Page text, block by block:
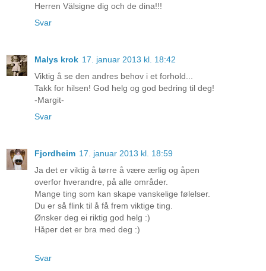
Herren Välsigne dig och de dina!!!
Svar
Malys krok 17. januar 2013 kl. 18:42
Viktig å se den andres behov i et forhold...
Takk for hilsen! God helg og god bedring til deg!
-Margit-
Svar
Fjordheim 17. januar 2013 kl. 18:59
Ja det er viktig å tørre å være ærlig og åpen
overfor hverandre, på alle områder.
Mange ting som kan skape vanskelige følelser.
Du er så flink til å få frem viktige ting.
Ønsker deg ei riktig god helg :)
Håper det er bra med deg :)
Svar